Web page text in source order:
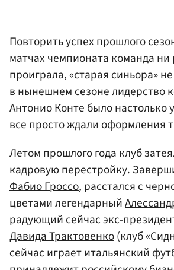
Повторить успех прошлого
матчах чемпионата команда ни
проиграла, «старая синьора»
в нынешнем сезоне лидерство
Антонио Конте было настолько
все просто ждали оформления
Летом прошлого года клуб
кадровую перестройку.
Фабио Гроссо, расстался с
цветами легендарный
радующий сейчас экс-
Давида Трактовенко(клуб
сейчас играет итальянский